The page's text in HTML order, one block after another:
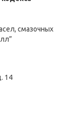
смазочных
14